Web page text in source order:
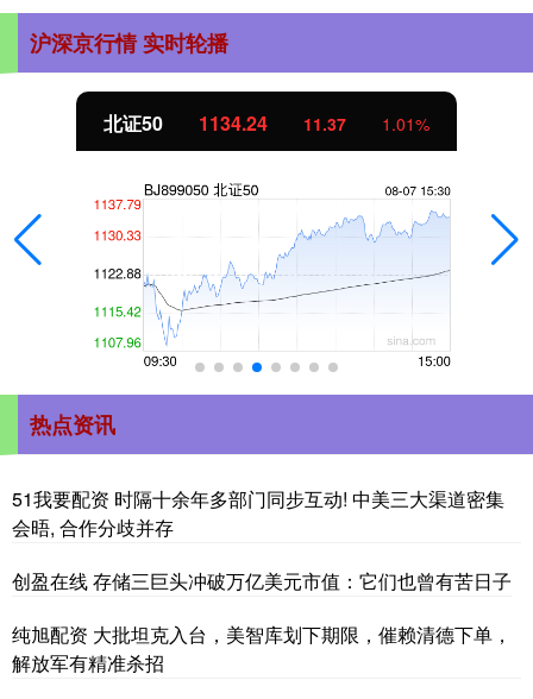
沪深京行情 实时轮播
北证50 1134.24 11.37 1.01%
热点资讯
51我要配资 时隔十余年多部门同步互动! 中美三大渠道密集
会晤, 合作分歧并存
创盈在线 存储三巨头冲破万亿美元市值：它们也曾有苦日子
纯旭配资 大批坦克入台，美智库划下期限，催赖清德下单，
解放军有精准杀招